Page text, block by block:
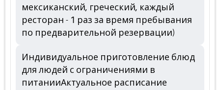
мексиканский, греческий, каждый
ресторан - 1 раз за время пребывания
по предварительной резервации)
Индивидуальное приготовление блюд
для людей с ограничениями в
питанииАктуальное расписание